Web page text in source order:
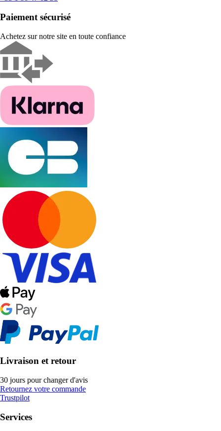
Paiement sécurisé
Achetez sur notre site en toute confiance
Livraison et retour
30 jours pour changer d'avis
Retournez votre commande
Trustpilot
Services